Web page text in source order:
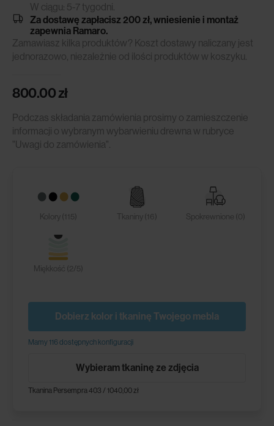
W ciągu: 5-7 tygodni.
Za dostawę zapłacisz 200 zł, wniesienie i montaż
zapewnia Ramaro.
Zamawiasz kilka produktów? Koszt dostawy naliczany jest
jednorazowo, niezależnie od ilości produktów w koszyku.
800.00zł
Podczas składania zamówienia prosimy o zamieszczenie
informacji o wybranym wybarwieniu drewna w rubryce
"Uwagi do zamówienia".
Kolory (115) Tkaniny (16) Spokrewnione (0)
Miękkość (2/5)
Dobierz kolor i tkaninę Twojego mebla
Mamy 116 dostępnych konfiguracji
Wybieram tkaninę ze zdjęcia
Tkanina Persempra 403 / 1040,00 zł